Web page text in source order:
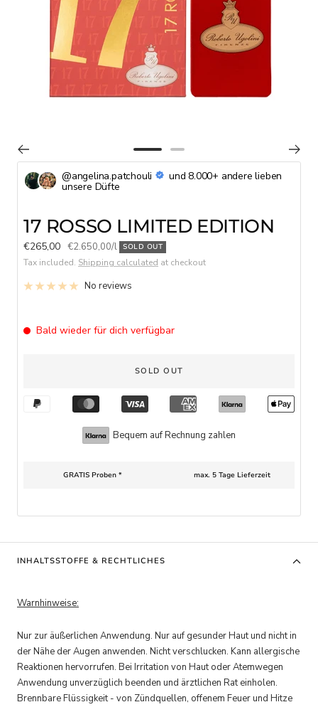
to
to
@angelina.patchouli und 8.000+ andere lieben
unsere Düfte
17 ROSSO LIMITED EDITION
Sale
price
€265,00 €2.650,00/l SOLD OUT
Tax included. Shipping calculated at checkout
No reviews
Bald wieder für dich verfügbar
SOLD OUT
Bequem auf Rechnung zahlen
GRATIS Proben * max. 5 Tage Lieferzeit
INHALTSSTOFFE & RECHTLICHES
Warnhinweise:
Nur zur äußerlichen Anwendung. Nur auf gesunder Haut und nicht in
der Nähe der Augen anwenden. Nicht verschlucken. Kann allergische
Reaktionen hervorrufen. Bei Irritation von Haut oder Atemwegen
Anwendung unverzüglich beenden und ärztlichen Rat einholen.
Brennbare Flüssigkeit - von Zündquellen, offenem Feuer und Hitze